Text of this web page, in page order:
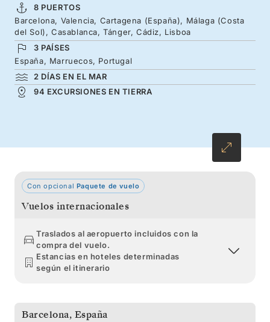
en Barcelona para luego probar la mejor paella
de su vida en Valencia. Continúe rumbo a
Andalucía, una región cargada de historia y
bañada por el sol. Visite Málaga y Cartagena,
cobijo de fantásticos jardines y palacios
moriscos, donde podrá repasar importantes
medinas marroquís antes de llegar a Lisboa,
una ciudad de colores pastel y deliciosa
repostería.
8 PUERTOS
Barcelona, Valencia, Cartagena (España), Málaga (Costa
del Sol), Casablanca, Tánger, Cádiz, Lisboa
3 PAÍSES
España, Marruecos, Portugal
2 DÍAS EN EL MAR
94 EXCURSIONES EN TIERRA
Con opcional Paquete de vuelo
Vuelos internacionales
Traslados al aeropuerto incluidos con la
compra del vuelo.
Estancias en hoteles determinadas
según el itinerario
Barcelona, España